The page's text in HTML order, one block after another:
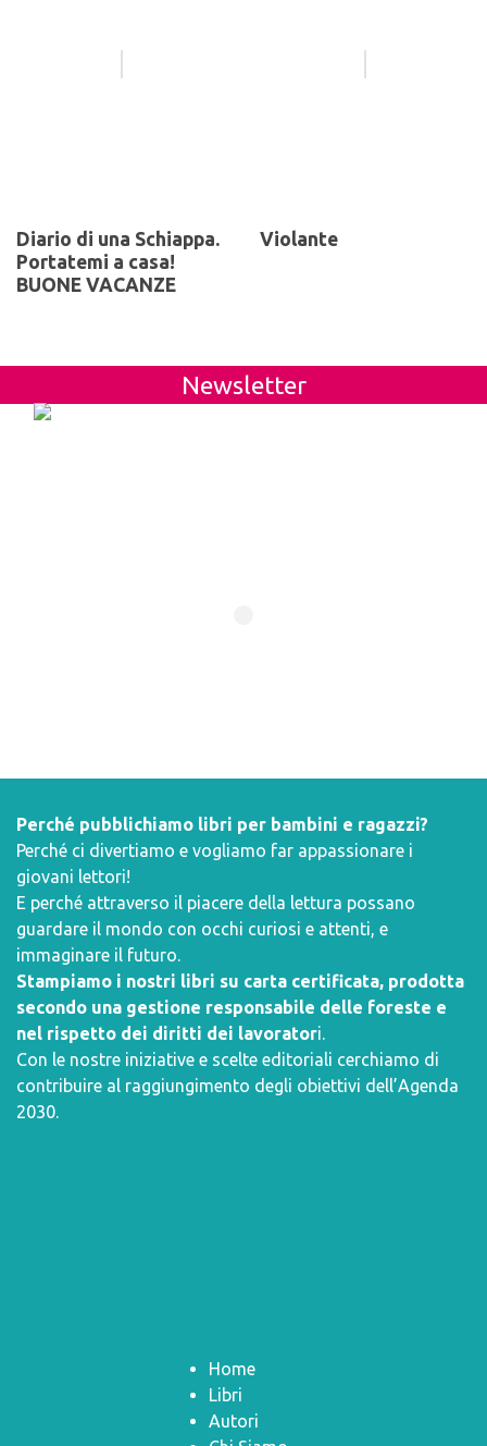
Diario di una Schiappa.
Portatemi a casa!
BUONE VACANZE
Violante
Newsletter
Perché pubblichiamo libri per bambini e ragazzi?
Perché ci divertiamo e vogliamo far appassionare i
giovani lettori!
E perché attraverso il piacere della lettura possano
guardare il mondo con occhi curiosi e attenti, e
immaginare il futuro.
Stampiamo i nostri libri su carta certificata, prodotta
secondo una gestione responsabile delle foreste e
nel rispetto dei diritti dei lavoratori.
Con le nostre iniziative e scelte editoriali cerchiamo di
contribuire al raggiungimento degli obiettivi dell’Agenda
2030.
Home
Libri
Autori